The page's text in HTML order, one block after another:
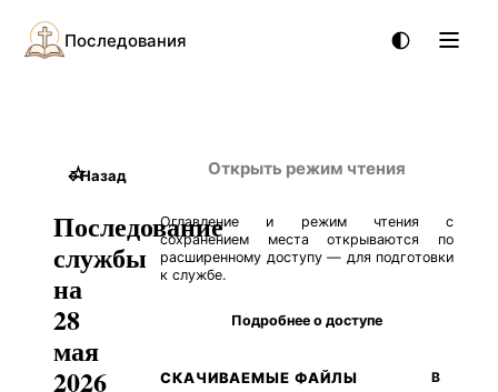
Последования
←Назад
☆
Последование
службы
на
28
мая
2026
Открыть режим чтения
Оглавление и режим чтения с
сохранением места открываются по
расширенному доступу — для подготовки
к службе.
Подробнее о доступе
СКАЧИВАЕМЫЕ ФАЙЛЫ В